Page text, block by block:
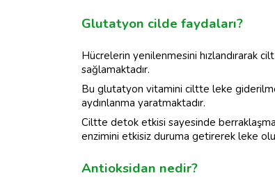
Glutatyon cilde faydaları?
Hücrelerin yenilenmesini hızlandırarak
sağlamaktadır.
Bu glutatyon vitamini ciltte leke
aydınlanma yaratmaktadır.
Ciltte detok etkisi sayesinde
enzimini etkisiz duruma getirerek leke
Antioksidan nedir?